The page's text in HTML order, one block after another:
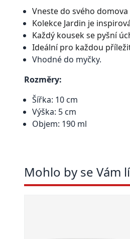
Vneste do svého
Kolekce Jardin je
Každý kousek se pyšní
Ideální pro každou
Vhodné do myčky.
Rozměry:
Šířka: 10 cm
Výška: 5 cm
Objem: 190 ml
Mohlo by se Vám